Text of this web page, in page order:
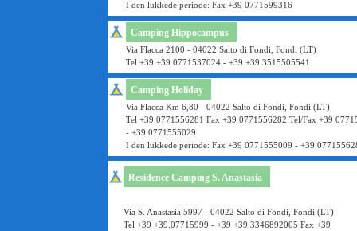
I den lukkede periode: Fax +39 0771599316
Camping Hippocampus
Via Flacca 2100 - 04022 Salto di Fondi, Fondi (LT)
Tel +39 +39.0771537024 - +39 +39.3515505541
Camping Holiday
Via Flacca Km 6,80 - 04022 Salto di Fondi, Fondi (LT)
Tel +39 0771556281 Fax +39 0771556282 Tel/Fax +39
- +39 0771555029
I den lukkede periode: Fax +39 0771555009 - +39
Residence Camping S. Anastasia
Via S. Anastasia 5997 - 04022 Salto di Fondi, Fondi (LT)
Tel +39 +39.07715999 - +39 +39.3346892005 Fax +39